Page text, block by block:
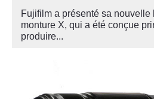
Fujifilm a présenté sa
monture X, qui a été conçue
produire...